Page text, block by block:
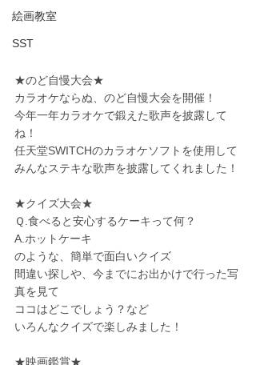
絵画教室
SST
★のど自慢大会★
カラオケならぬ、のど自慢大会を開催！
今年一年カラオケで鍛えた歌声を披露して
ね！
任天堂SWITCHのカラオケソフトを使用して
みんなステキな歌声を披露してくれました！
★クイズ大会★
Ｑ.食べると安心するケーキって何？
A.ホットケーキ
のような、簡単で面白いクイズ
間違い探しや、今までにお出かけで行った写
真を見て
ココはどこでしょう？など
いろんなクイズで楽しみました！
★映画鑑賞★